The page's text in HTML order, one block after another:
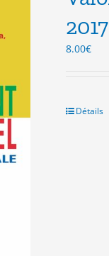
2017
8.00€
Détails